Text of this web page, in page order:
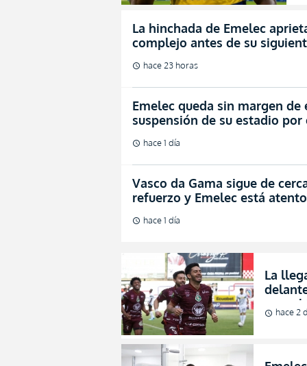
La hinchada de Emelec
complejo antes de su
schedule hace 23 horas
Emelec queda sin margen
suspensión de su estadio por
schedule hace 1 día
Vasco da Gama sigue de
refuerzo y Emelec está
schedule hace 1 día
La
en su
schedule hace 2